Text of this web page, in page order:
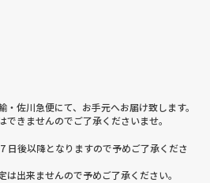
佐川急便にて、お手元へお届け致します。
きませんのでご了承くださいませ。
日後以降となりますので予めご了承くださ
出来ませんので予めご了承ください。